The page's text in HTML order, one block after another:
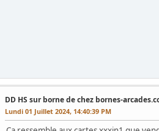
DD HS sur borne de chez bornes-
Lundi 01 Juillet 2024, 14:40:39 PM